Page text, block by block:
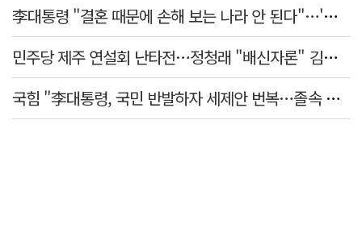
李대통령 "결혼 때문에 손해 보는 나라 안 된다"…'결혼 페널티' 22개 손본다
민주당 제주 연설회 난타전…정청래 "배신자론" 김민석 "관리 무능"
국힘 "李대통령, 국민 반발하자 세제안 번복…졸속 국정 즉각 중단"